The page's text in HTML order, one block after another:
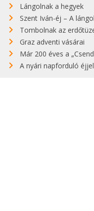
Lángolnak a hegyek
Szent Iván-éj – A
Tombolnak az
Graz adventi vásárai
Már 200 éves a
A nyári napforduló éjjelén